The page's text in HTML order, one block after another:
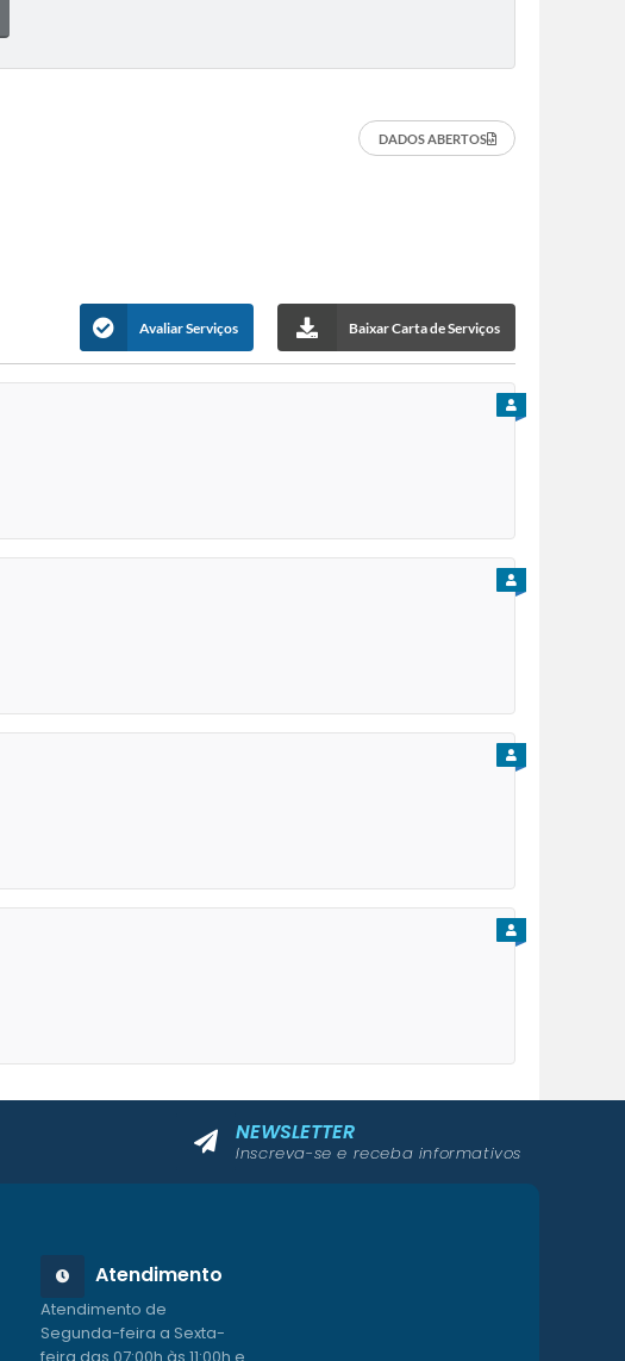
DADOS ABERTOS
Avaliar Serviços Baixar Carta de Serviços
PARA CIDADÃO
PARA CIDADÃO
PARA CIDADÃO
PARA CIDADÃO
Atendimento
Atendimento de
Segunda-feira a Sexta-
NEWSLETTER
Inscreva-se e receba informativos